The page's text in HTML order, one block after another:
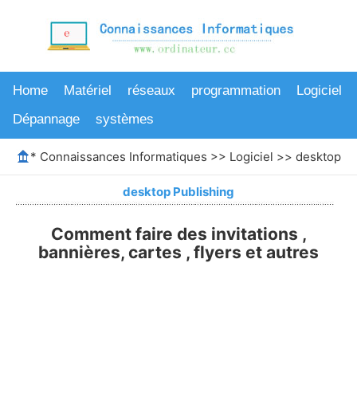
Home Matériel réseaux programmation
Logiciel
Dépannage
systèmes
* Connaissances Informatiques >> Logiciel >> desktop
desktop Publishing
Comment faire des invitations ,
bannières, cartes , flyers et autres